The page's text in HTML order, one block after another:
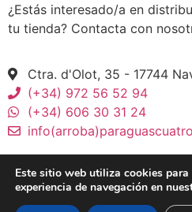
¿Estás interesado/a en
tu tienda? Contacta con
Ctra. d'Olot, 35 - 17744
(+34) 972 56 52 94
(+34) 606 30 31 24
Este sitio web utiliza cookies
experiencia de navegación en